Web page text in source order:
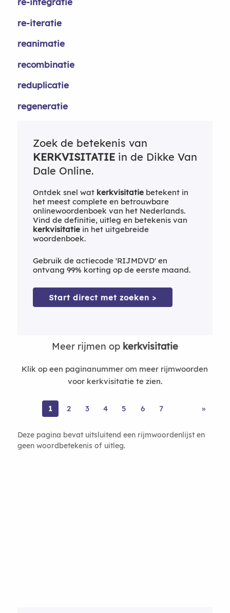
re-iteratie
reanimatie
recombinatie
reduplicatie
regeneratie
Zoek de betekenis van
KERKVISITATIEin de Dikke Van
Dale Online.
Ontdek snel wat kerkvisitatiebetekent in
het meest complete en betrouwbare
onlinewoordenboek van het Nederlands.
Vind de definitie, uitleg en betekenis van
kerkvisitatiein het uitgebreide
woordenboek.
Gebruik de actiecode 'RIJMDVD' en
ontvang 99% korting op de eerste maand.
Start direct met zoeken >
Meer rijmen op kerkvisitatie
Klik op een paginanummer om meer rijmwoorden
voor kerkvisitatie te zien.
1 2 3 4 5 6 7 »
Deze pagina bevat uitsluitend een rijmwoordenlijst en
geen woordbetekenis of uitleg.